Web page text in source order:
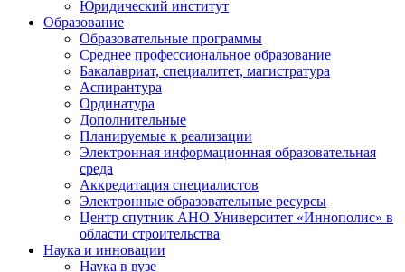
Юридический институт
Образование
Образовательные программы
Среднее профессиональное образование
Бакалавриат, специалитет, магистратура
Аспирантура
Ординатура
Дополнительные
Планируемые к реализации
Электронная информационная образовательная
среда
Аккредитация специалистов
Электронные образовательные ресурсы
Центр спутник АНО Университет «Иннополис» в
области строительства
Наука и инновации
Наука в вузе